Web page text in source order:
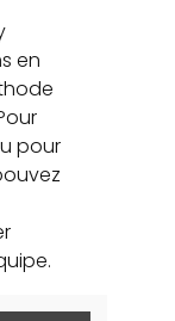
en
pour